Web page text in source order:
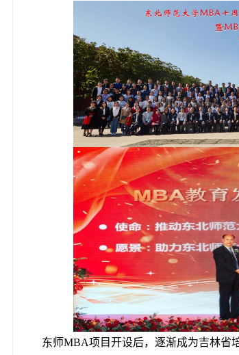
东师MBA项目开设后，逐渐成为吉林省